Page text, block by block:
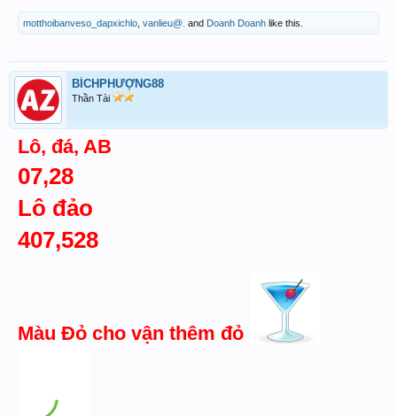
motthoibanveso_dapxichlo vanlieu@. and Doanh Doanh like this.
BÍCHPHƯỢNG88
Thần Tài
Lô, đá, AB
07,28
Lô đảo
407,528
Màu Đỏ cho vận thêm đỏ